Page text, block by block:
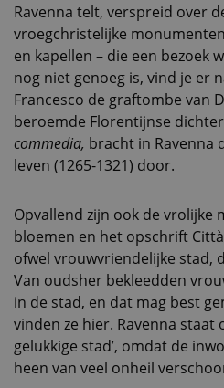
Ravenna telt, verspreid over
vroegchristelijke
en kapellen – die een bezoek
nog niet genoeg is, vind je er
Francesco de graftombe van
beroemde Florentijnse
commedia, bracht in Ravenna
leven (1265-1321) door.
Opvallend zijn ook de vrolijke
bloemen en het opschrift
ofwel vrouwvriendelijke stad,
Van oudsher bekleedden
in de stad, en dat mag best
vinden ze hier. Ravenna staat
gelukkige stad’, omdat de
heen van veel onheil